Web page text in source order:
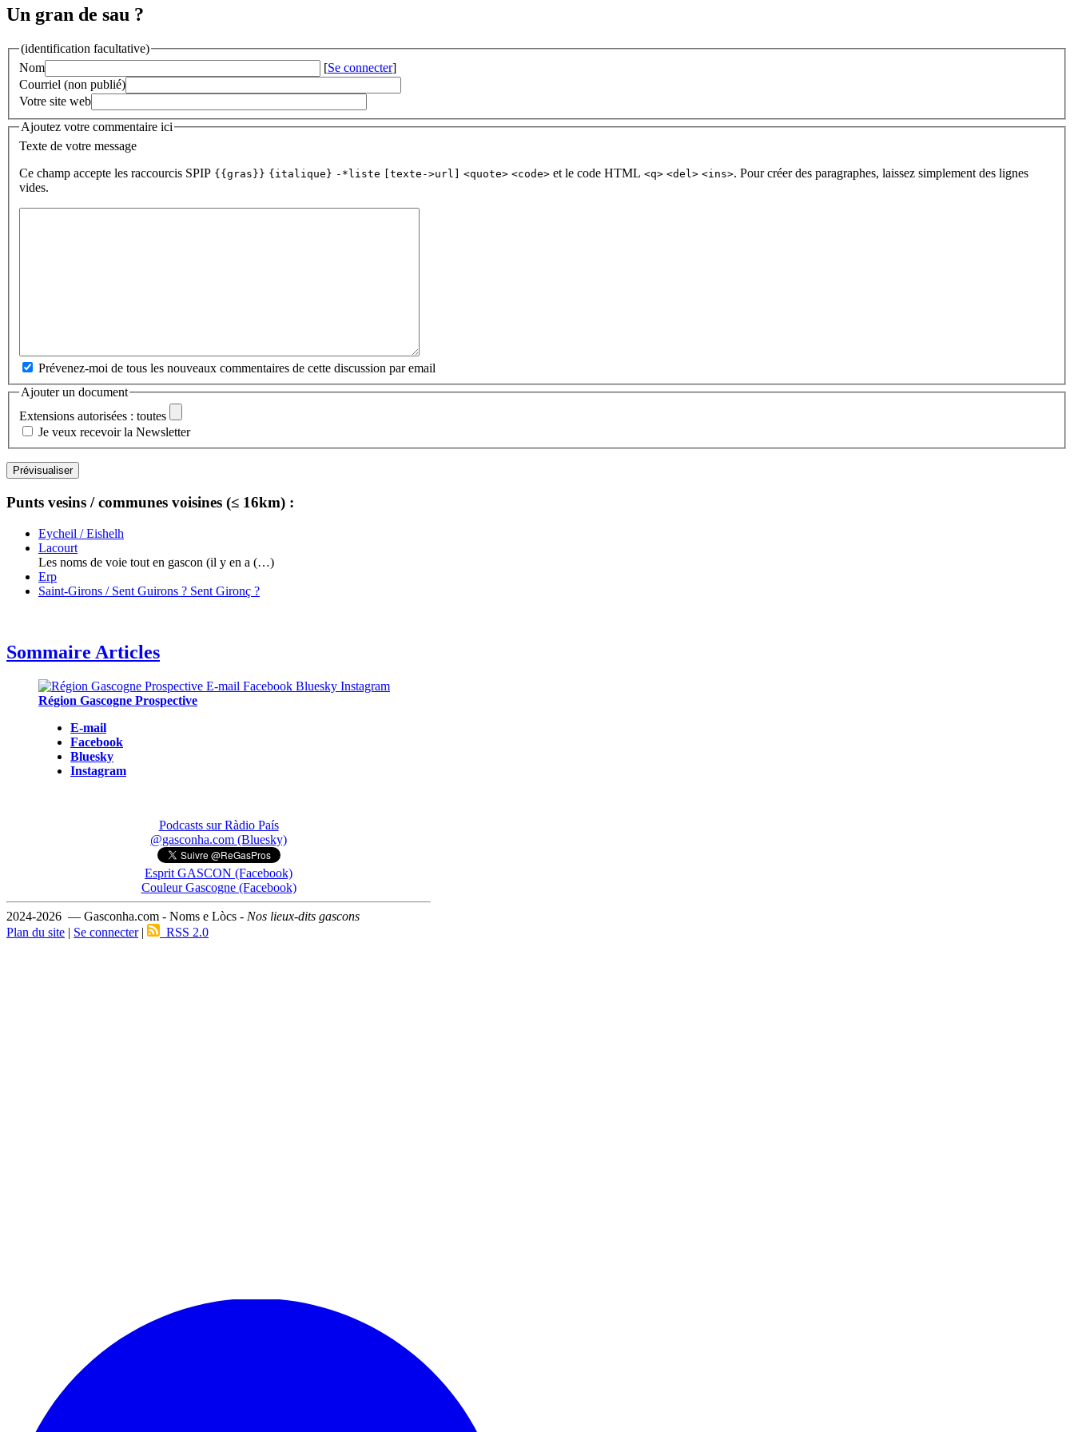
Un gran de sau ?
(identification facultative)
Nom
[Se connecter]
Courriel (non publié)
Votre site web
Ajoutez votre commentaire ici
Texte de votre message
Ce champ accepte les raccourcis SPIP {{gras}} {italique} -*liste [texte->url] <quote> <code> et le code HTML <q> <del> <ins>. Pour créer des paragraphes, laissez simplement des lignes
vides.
Prévenez-moi de tous les nouveaux commentaires de cette discussion par email
Ajouter un document
Extensions autorisées : toutes
Je veux recevoir la Newsletter
Punts vesins / communes voisines (≤ 16km) :
Eycheil / Eishelh
Lacourt
Les noms de voie tout en gascon (il y en a (…)
Erp
Saint-Girons / Sent Guirons ? Sent Gironç ?
Sommaire Articles
Région Gascogne Prospective
E-mail
Facebook
Bluesky
Instagram
Podcasts sur Ràdio País
@gasconha.com (Bluesky)
Esprit GASCON (Facebook)
Couleur Gascogne (Facebook)
2024-2026 — Gasconha.com - Noms e Lòcs - Nos lieux-dits gascons
Plan du site | Se connecter| RSS 2.0